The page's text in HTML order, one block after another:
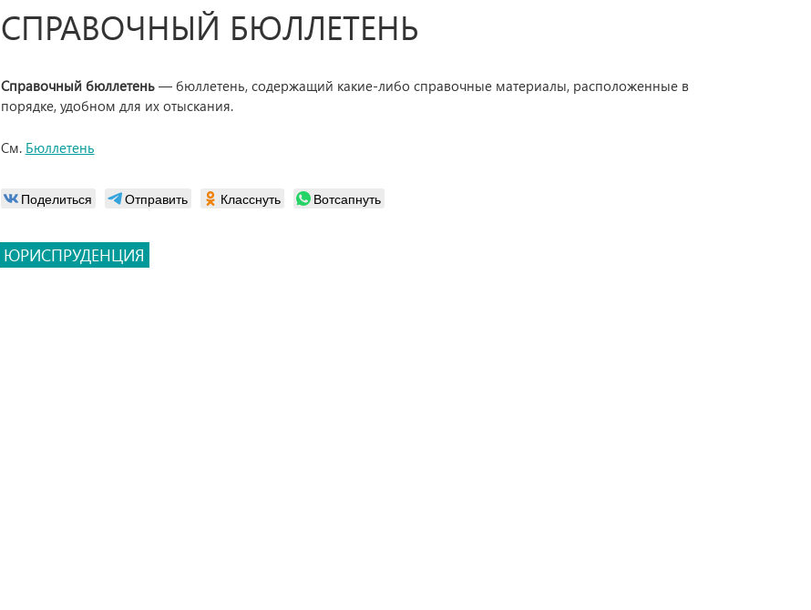
СПРАВОЧНЫЙ БЮЛЛЕТЕНЬ
Справочный бюллетень— бюллетень, содержащий какие-либо справочные материалы, расположенные в
порядке, удобном для их отыскания.
См. Бюллетень
Поделиться Отправить Класснуть Вотсапнуть
ЮРИСПРУДЕНЦИЯ